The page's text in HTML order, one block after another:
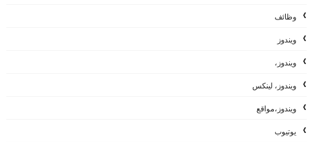
وظائف
ويندوز
ويندوز،
ويندوز، لينكس
ويندوز،مواقع
يوتيوب